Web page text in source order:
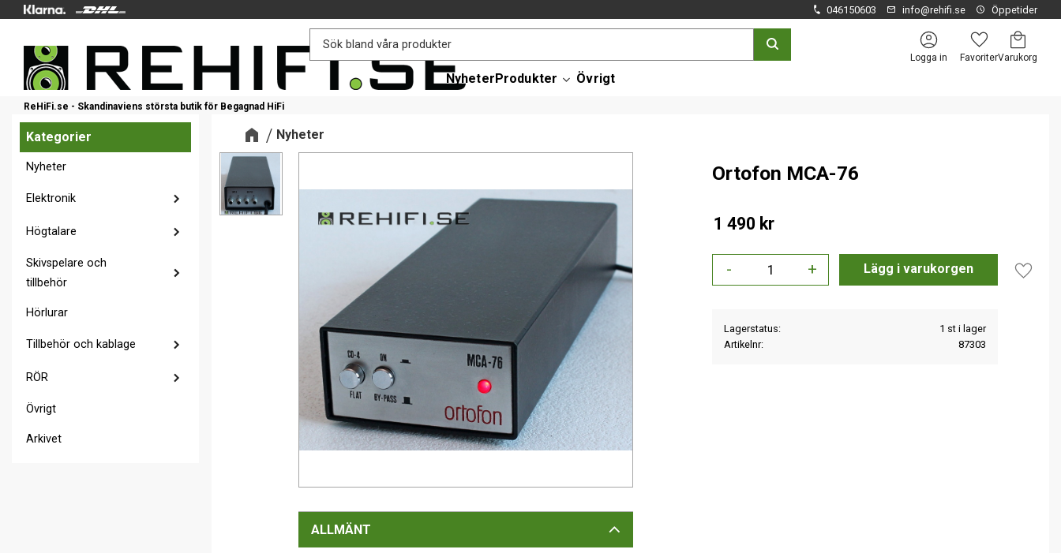
046150603 info@rehifi.se Öppetider
ReHiFi.se - Skandinaviens största butik för Begagnad HiFi
Logga in
Favoriter
Kundvagn
NyheterProdukter Övrigt
Nyheter
Ortofon MCA-76
1 490 kr
+
-
Lägg
Lagerstatus
1 st i lager
Artikelnr
87303
ALLMÄNT
Kategorier
Nyheter
Elektronik
Högtalare
Skivspelare och
tillbehör
Hörlurar
Tillbehör och kablage
RÖR
Övrigt
Arkivet